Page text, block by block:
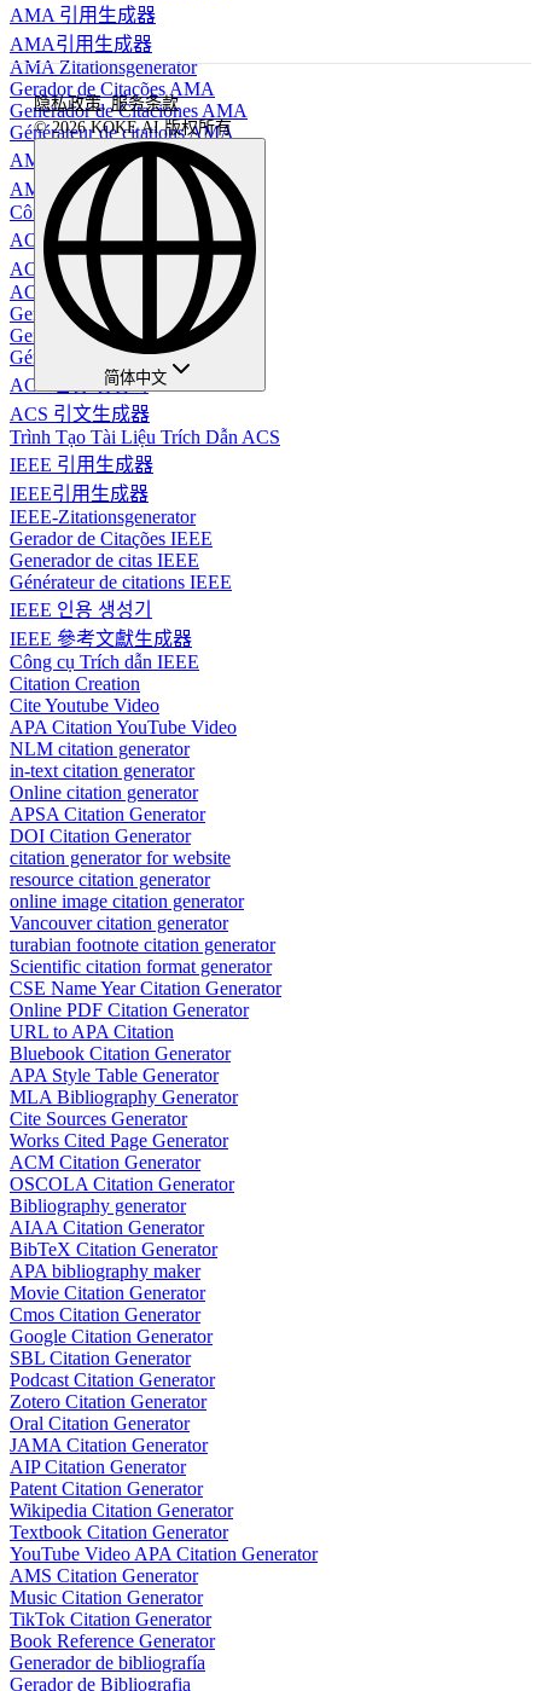
AMA 引用生成器
AMA引用生成器
AMA Zitationsgenerator
Gerador de Citações AMA
Generador de Citaciones AMA
Générateur de citations AMA
AMA 인용 생성기
AMA 引用生成器
Công cụ Tạo Dẫn Chứng AMA
ACS 引用生成器
ACS引用生成器
ACS-Zitationsgenerator
Gerador de Citações ACS
Generador de Citas ACS
Générateur de citations ACS
ACS 인용 생성기
ACS 引文生成器
Trình Tạo Tài Liệu Trích Dẫn ACS
IEEE 引用生成器
IEEE引用生成器
IEEE-Zitationsgenerator
Gerador de Citações IEEE
Generador de citas IEEE
Générateur de citations IEEE
IEEE 인용 생성기
IEEE 參考文獻生成器
Công cụ Trích dẫn IEEE
Citation Creation
Cite Youtube Video
APA Citation YouTube Video
NLM citation generator
in-text citation generator
Online citation generator
APSA Citation Generator
DOI Citation Generator
citation generator for website
resource citation generator
online image citation generator
Vancouver citation generator
turabian footnote citation generator
Scientific citation format generator
CSE Name Year Citation Generator
Online PDF Citation Generator
URL to APA Citation
Bluebook Citation Generator
APA Style Table Generator
MLA Bibliography Generator
Cite Sources Generator
Works Cited Page Generator
ACM Citation Generator
OSCOLA Citation Generator
Bibliography generator
AIAA Citation Generator
BibTeX Citation Generator
APA bibliography maker
Movie Citation Generator
Cmos Citation Generator
Google Citation Generator
SBL Citation Generator
Podcast Citation Generator
Zotero Citation Generator
Oral Citation Generator
JAMA Citation Generator
AIP Citation Generator
Patent Citation Generator
Wikipedia Citation Generator
Textbook Citation Generator
YouTube Video APA Citation Generator
AMS Citation Generator
Music Citation Generator
TikTok Citation Generator
Book Reference Generator
Generador de bibliografía
Gerador de Bibliografia
隐私政策,服务条款
© 2026 KOKE AI 版权所有
简体中文